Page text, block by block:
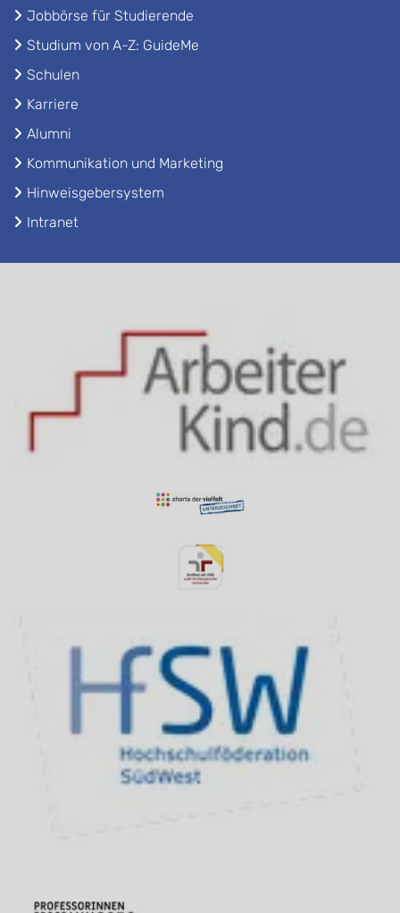
Jobbörse für Studierende
Studium von A-Z: GuideMe
Schulen
Karriere
Alumni
Kommunikation und Marketing
Hinweisgebersystem
Intranet